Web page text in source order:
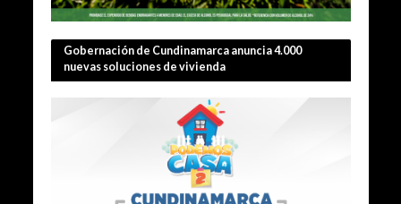
Gobernación de Cundinamarca anuncia 4.000
nuevas soluciones de vivienda